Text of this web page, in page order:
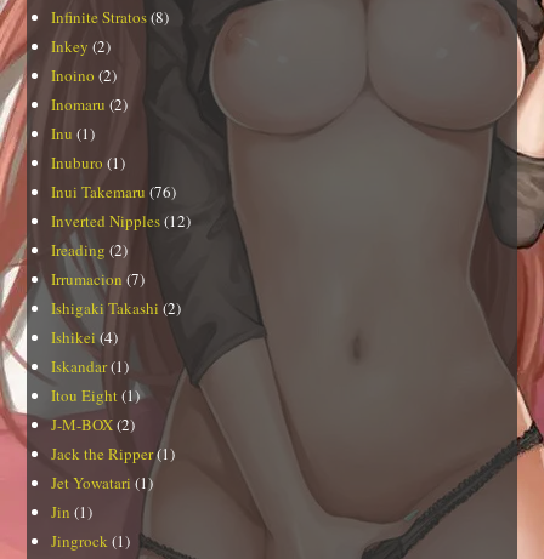
Infinite Stratos(8)
Inkey (2)
Inoino (2)
Inomaru (2)
Inu (1)
Inuburo (1)
Inui Takemaru (76)
Inverted Nipples(12)
Ireading (2)
Irrumacion (7)
Ishigaki Takashi (2)
Ishikei (4)
Iskandar(1)
Itou Eight (1)
J-M-BOX(2)
Jack the Ripper(1)
Jet Yowatari (1)
Jin (1)
Jingrock (1)